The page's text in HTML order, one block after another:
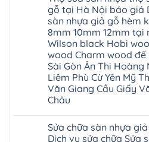
Thanh
Miện
Nghệ
An
Thanh
Hà
Ninh
Bình
Thái
Bình
Thanh
Hóa
Quỳnh
Phụ
Lào
Cai
Glotex
có
tốt
không
sàn
nhựa
glotex
của
nước
nào
Hà
Nội
Thanh
Đà
Nẵng
Gia
tại
Hà
Nội
cửa
composite
báo
giá
rẻ
Bắc
Ninh
Thanh
Xuân
Tây
Hồ
Thái
Bình
luận
ở
Cửa
nhựa
nhà
vệ
sinh
tại
Hà
Nội
báo
giá
cửa
nhựa
vệ
sinh
giá
gỗ tại Hà Nội báo giá
sàn nhựa giả gỗ hèm
8mm 10mm 12mm tại
Wilson black Hobi
wood Charm wood đế
Sài Gòn Ân Thi Hoàng
Liêm Phù Cừ Yên Mỹ
Văn Giang Cầu Giấy
Châu
bình
luận
Sửa chữa sàn nhựa
Dịch vụ sửa chữa Sửa